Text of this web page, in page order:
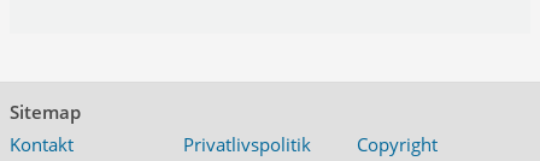
Sitemap
Kontakt
Privatlivspolitik
Copyright